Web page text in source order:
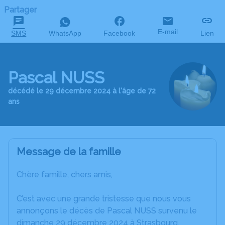
Partager
SMS WhatsApp Facebook E-mail Lien
Pascal NUSS
décédé le 29 décembre 2024 à l'âge de 72
ans
Message de la famille
Chère famille, chers amis,
C’est avec une grande tristesse que nous vous
annonçons le décès de Pascal NUSS survenu le
dimanche 29 décembre 2024 à Strasbourg.